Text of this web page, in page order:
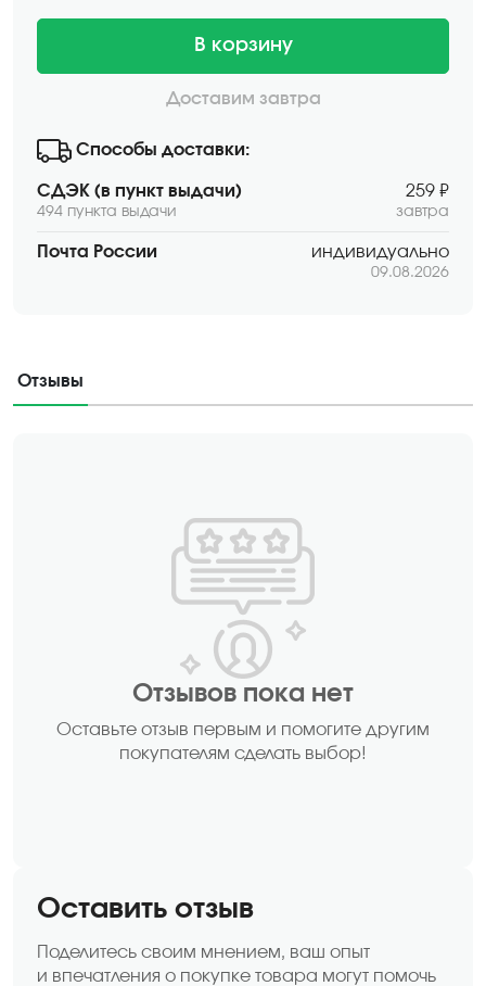
В корзину
Доставим завтра
Способы доставки:
СДЭК (в пункт выдачи)
494 пункта выдачи
259 ₽
завтра
Почта России индивидуально
09.08.2026
Отзывы
Отзывов пока нет
Оставьте отзыв первым и помогите другим
покупателям сделать выбор!
Оставить отзыв
Поделитесь своим мнением, ваш опыт
и впечатления о покупке товара могут помочь